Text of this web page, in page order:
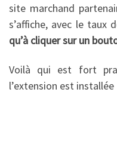
site marchand
s’affiche, avec le taux
qu’à cliquer sur un
Voilà qui est fort
l’extension est installée